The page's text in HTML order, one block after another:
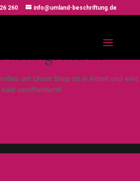
260 info@umland-beschriftung.de
kündigt sich an
an! Unser Shop ist in Arbeit und wird
bald veröffentlicht!